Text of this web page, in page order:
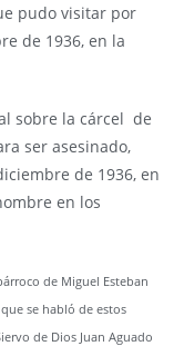
pudo visitar por
de 1936, en la
sobre la cárcel de
ser asesinado,
de 1936, en
en los
de Miguel Esteban
se habló de estos
de Dios Juan Aguado